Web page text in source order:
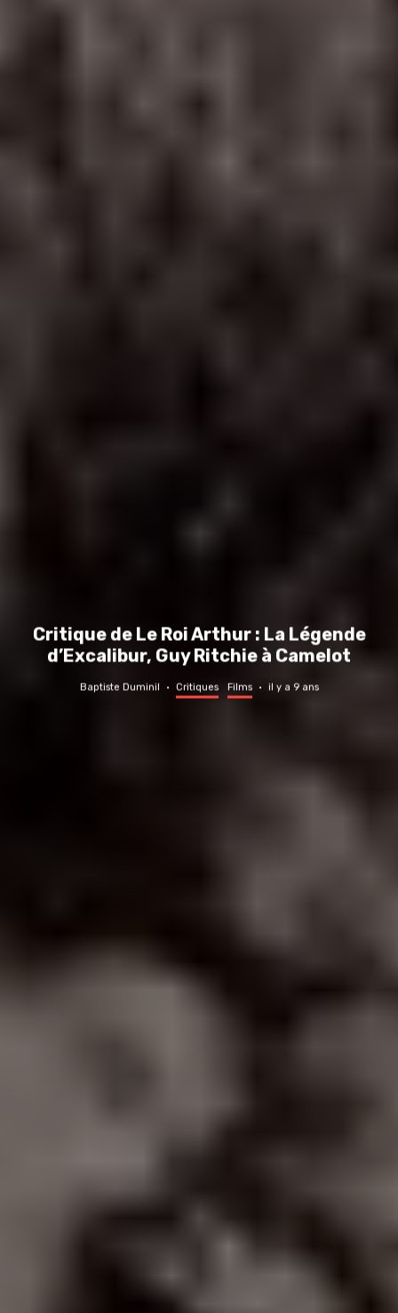
Critique de Le Roi Arthur : La Légende
d’Excalibur, Guy Ritchie à Camelot
Baptiste Duminil · Critiques Films · il y a 9 ans